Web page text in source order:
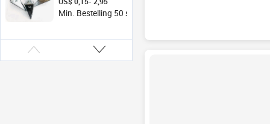
fabrieksgroothandel,
piramidegewicht-model
Min. Bestelling 50 stukken